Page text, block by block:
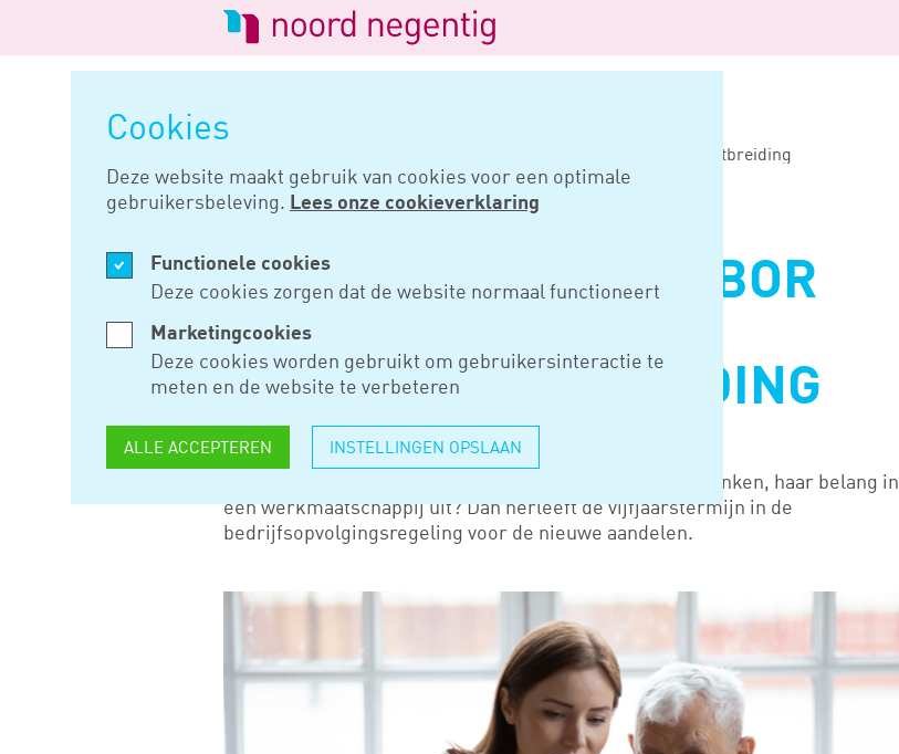
Cookies
Deze website maakt gebruik van cookies voor een optimale
gebruikersbeleving. Lees onze cookieverklaring
Functionele cookies
Deze cookies zorgen dat de website normaal functioneert
Marketingcookies
Deze cookies worden gebruikt om gebruikersinteractie te
meten en de website te verbeteren
ALLE ACCEPTEREN INSTELLINGEN OPSLAAN
Logo
van
Noord
Negentig
Vijfjaarstermijn bor vernieuwt bij belangenuitbreiding
NOV 06, 2023
VIJFJAARSTERMIJN BOR
VERNIEUWT BIJ
BELANGENUITBREIDING
Breidt een holding, waarvan de dga de aandelen wil schenken, haar belang in
een werkmaatschappij uit? Dan herleeft de vijfjaarstermijn in de
bedrijfsopvolgingsregeling voor de nieuwe aandelen.